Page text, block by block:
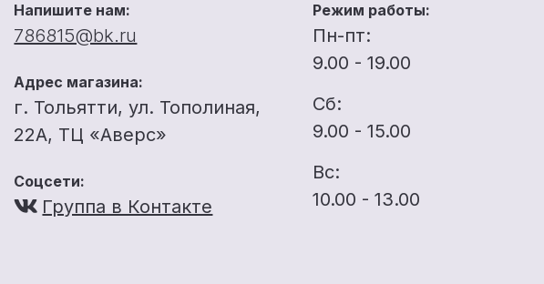
Напишите нам:
786815@bk.ru
Адрес магазина:
г. Тольятти, ул. Тополиная,
22А, ТЦ «Аверс»
Соцсети:
Группа в Контакте
Режим работы:
Пн-пт:
9.00 - 19.00
Сб:
9.00 - 15.00
Вс:
10.00 - 13.00